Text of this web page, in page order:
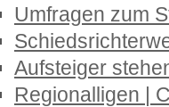
Umfragen zum
Aufsteiger
Regionalligen |